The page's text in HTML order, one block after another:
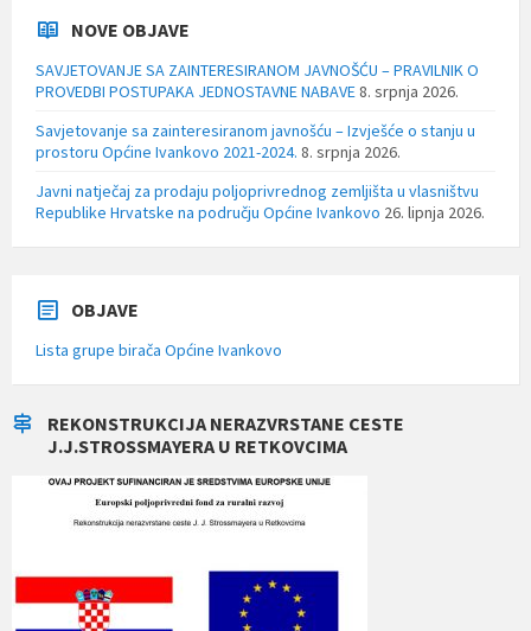
NOVE OBJAVE
SAVJETOVANJE SA ZAINTERESIRANOM JAVNOŠĆU – PRAVILNIK O
PROVEDBI POSTUPAKA JEDNOSTAVNE NABAVE8. srpnja 2026.
Savjetovanje sa zainteresiranom javnošću – Izvješće o stanju u
prostoru Općine Ivankovo 2021-2024. 8. srpnja 2026.
Javni natječaj za prodaju poljoprivrednog zemljišta u vlasništvu
Republike Hrvatske na području Općine Ivankovo 26. lipnja 2026.
OBJAVE
Lista grupe birača Općine Ivankovo
REKONSTRUKCIJA NERAZVRSTANE CESTE
J.J.STROSSMAYERA U RETKOVCIMA